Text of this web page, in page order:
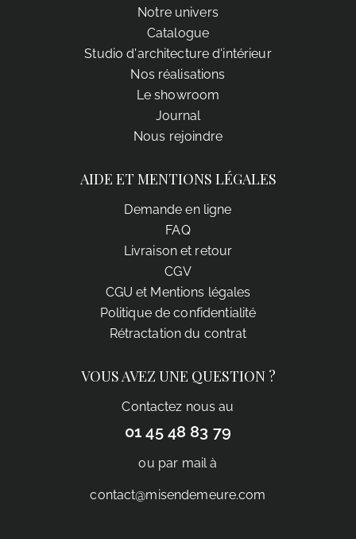
Notre univers
Catalogue
Studio d'architecture d'intérieur
Nos réalisations
Le showroom
Journal
Nous rejoindre
AIDE ET MENTIONS LÉGALES
Demande en ligne
FAQ
Livraison et retour
CGV
CGU et Mentions légales
Politique de confidentialité
Rétractation du contrat
VOUS AVEZ UNE QUESTION ?
Contactez nous au
01 45 48 83 79
ou par mail à
contact@misendemeure.com